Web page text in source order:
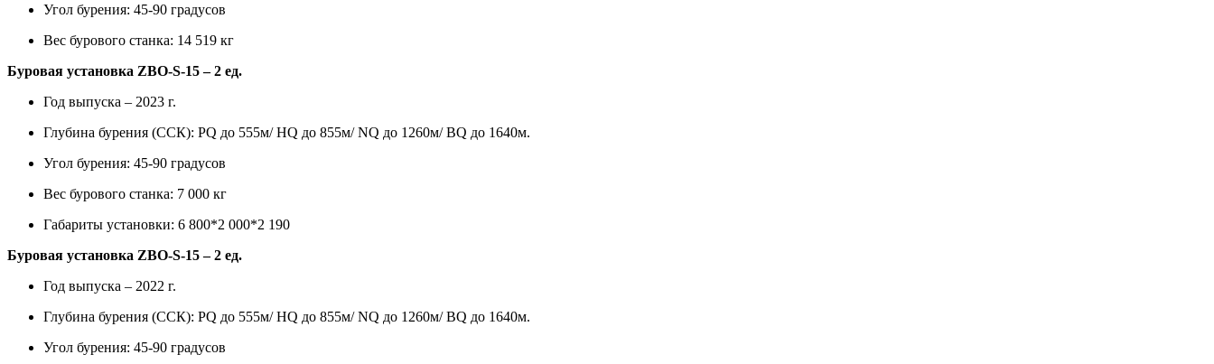
Угол бурения: 45-90 градусов
Вес бурового станка: 14 519 кг
Буровая установка ZBO-S-15 – 2 ед.
Год выпуска – 2023 г.
Глубина бурения (ССК): PQ до 555м/ HQ до 855м/ NQ до 1260м/ BQ до 1640м.
Угол бурения: 45-90 градусов
Вес бурового станка: 7 000 кг
Габариты установки: 6 800*2 000*2 190
Буровая установка ZBO-S-15 – 2 ед.
Год выпуска – 2022 г.
Глубина бурения (ССК): PQ до 555м/ HQ до 855м/ NQ до 1260м/ BQ до 1640м.
Угол бурения: 45-90 градусов